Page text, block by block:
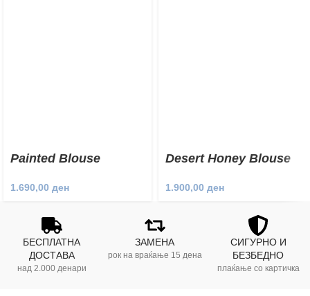
Painted Blouse
1.690,00 ден
Desert Honey Blouse
1.900,00 ден
БЕСПЛАТНА
ДОСТАВА
над 2.000 денари
ЗАМЕНА
рок на враќање 15 дена
СИГУРНО И
БЕЗБЕДНО
плаќање со картичка